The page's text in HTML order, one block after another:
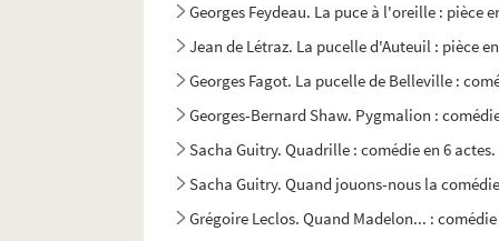
Georges Feydeau. La puce à l'oreille : pièce
Jean de Létraz. La pucelle d'Auteuil : pièce
Georges Fagot. La pucelle de Belleville :
Georges-Bernard Shaw. Pygmalion :
Sacha Guitry. Quadrille : comédie en 6 actes.
Sacha Guitry. Quand jouons-nous la
Grégoire Leclos. Quand Madelon... :